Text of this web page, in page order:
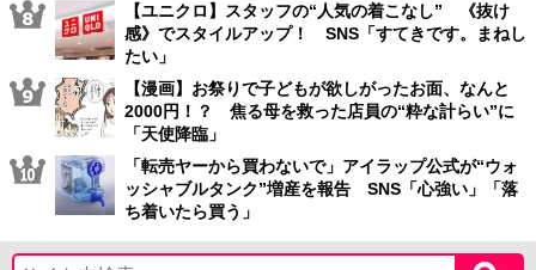
【ユニクロ】スタッフの“人気の着こなし” 《抜け
感》でスタイルアップ！ SNS「すてきです。まねし
たい」
【漫画】お祭りで子どもが欲しがったお面、なんと
2000円！？ 焦る母を救った店員の“粋な計らい”に
「天使降臨」
「転売ヤーから買わないで」アイラップ公式が“ウォ
ッシャブルタンク”増産を報告 SNS「心強い」「落
ち着いたら買う」